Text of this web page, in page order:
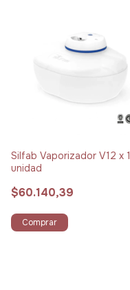
Silfab Vaporizador V12 x 1
unidad
$60.140,39
Comprar